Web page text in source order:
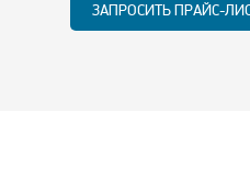
ЗАПРОСИТЬ ПРАЙС-